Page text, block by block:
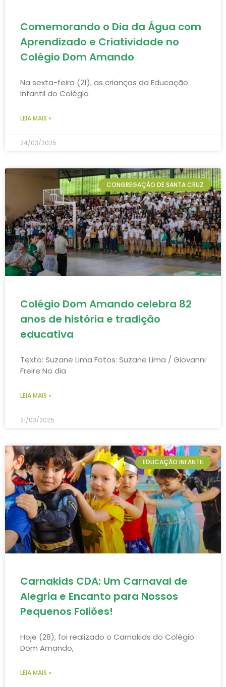
Comemorando o Dia da Água com
Aprendizado e Criatividade no
Colégio Dom Amando
Na sexta-feira (21), as crianças da Educação
Infantil do Colégio
LEIA MAIS »
24/03/2025
CONGREGAÇÃO DE SANTA CRUZ
Colégio Dom Amando celebra 82
anos de história e tradição
educativa
Texto: Suzane Lima Fotos: Suzane Lima / Giovanni
Freire No dia
LEIA MAIS »
21/03/2025
EDUCAÇÃO INFANTIL
Carnakids CDA: Um Carnaval de
Alegria e Encanto para Nossos
Pequenos Foliões!
Hoje (28), foi realizado o Carnakids do Colégio
Dom Amando,
LEIA MAIS »